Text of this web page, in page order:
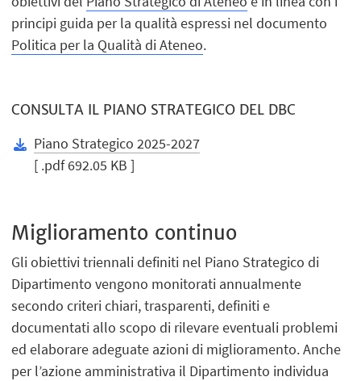
principi guida per la qualità espressi nel documento
Politica per la Qualità di Ateneo.
CONSULTA IL PIANO STRATEGICO DEL DBC
Piano Strategico 2025-2027
[ .pdf 692.05 KB ]
Miglioramento continuo
Gli obiettivi triennali definiti nel Piano Strategico di
Dipartimento vengono monitorati annualmente
secondo criteri chiari, trasparenti, definiti e
documentati allo scopo di rilevare eventuali problemi
ed elaborare adeguate azioni di miglioramento. Anche
per l’azione amministrativa il Dipartimento individua